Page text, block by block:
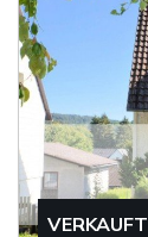
VERKAUFT